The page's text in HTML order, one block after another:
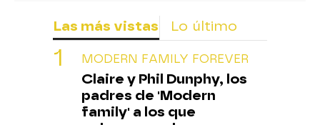
Las más vistas Lo último
MODERN FAMILY FOREVER
Claire y Phil Dunphy, los
padres de 'Modern
family' a los que